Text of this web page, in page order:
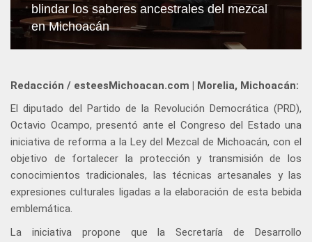
blindar los saberes ancestrales del mezcal
en Michoacán
Redacción / esteesMichoacan.com | Morelia, Michoacán:
El diputado del Partido de la Revolución Democrática (PRD),
Octavio Ocampo, presentó ante el Congreso del Estado una
iniciativa de reforma a la Ley del Mezcal de Michoacán, con el
objetivo de fortalecer la protección y transmisión de los
conocimientos tradicionales, las técnicas artesanales y las
expresiones culturales ligadas a la elaboración de esta bebida
emblemática.
La iniciativa propone que la Secretaría de Desarrollo